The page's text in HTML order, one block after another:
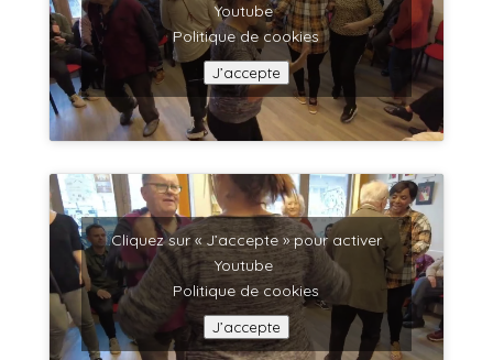
Youtube
Politique de cookies
J’accepte
Cliquez sur « J’accepte » pour activer
Youtube
Politique de cookies
J’accepte